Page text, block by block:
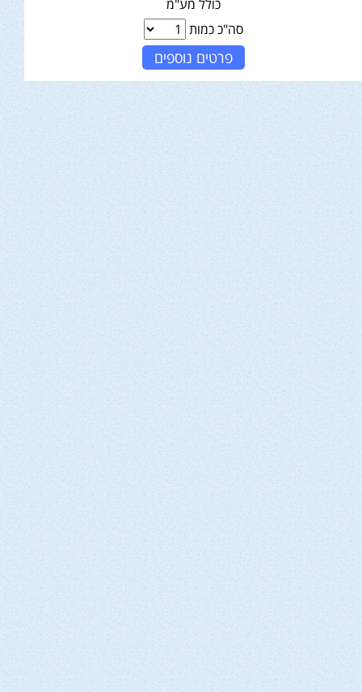
כולל מע"מ
סה"כ כמות
פרטים נוספים